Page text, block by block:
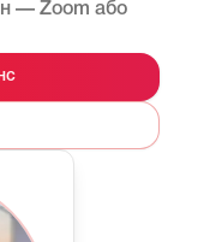
— Zoom або